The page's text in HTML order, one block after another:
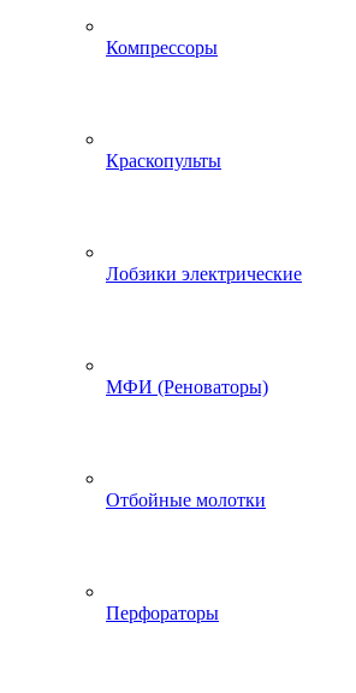
Компрессоры
Краскопульты
Лобзики электрические
МФИ (Реноваторы)
Отбойные молотки
Перфораторы